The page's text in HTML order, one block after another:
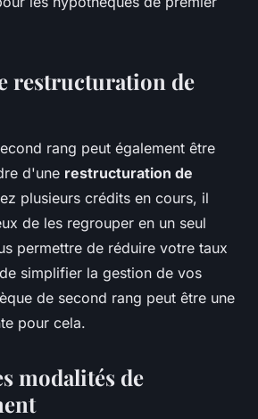
restructuration de
rang peut également être
d'une restructuration de
plusieurs crédits en cours, il
de les regrouper en un seul
permettre de réduire votre taux
simplifier la gestion de vos
de second rang peut être une
pour cela.
modalités de